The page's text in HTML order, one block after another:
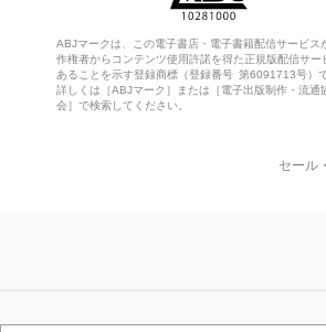
ABJマークは、この電子書店・電子書籍配信サービス
作権者からコンテンツ使用許諾を得た正規版配信サー
あることを示す登録商標（登録番号 第6091713号）で
詳しくは［ABJマーク］または［電子出版制作・流通
会］で検索してください。
セール